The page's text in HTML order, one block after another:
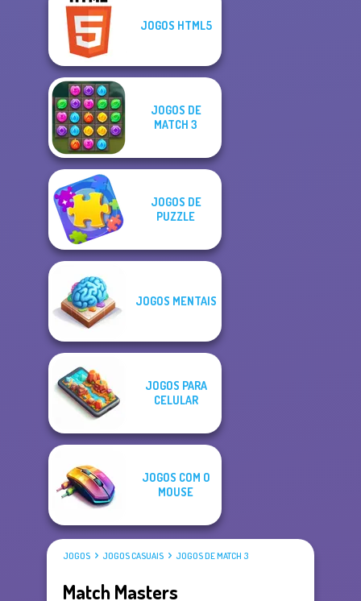
JOGOS HTML5
JOGOS DE
MATCH 3
JOGOS DE
PUZZLE
JOGOS MENTAIS
JOGOS PARA
CELULAR
JOGOS COM O
MOUSE
JOGOS JOGOS CASUAIS JOGOS DE MATCH 3
Match Masters